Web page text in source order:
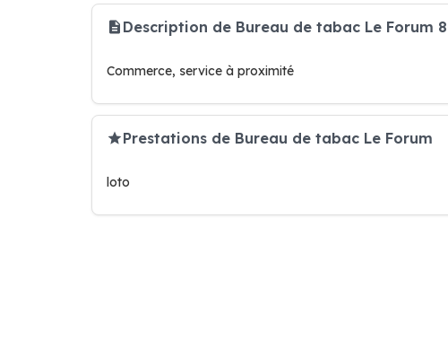
Description de Bureau de tabac Le Forum
Commerce, service à proximité
Prestations de Bureau de tabac Le Forum
loto